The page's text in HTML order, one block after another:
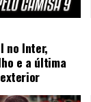
no Inter,
e a última